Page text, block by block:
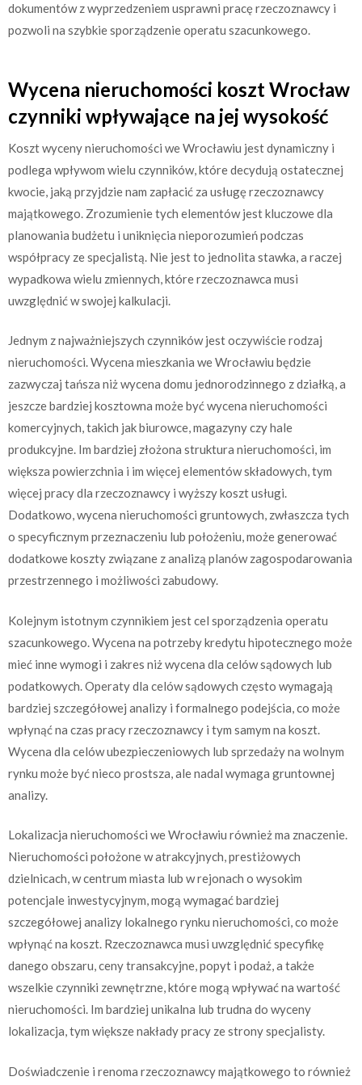
dokumentów z wyprzedzeniem usprawni pracę rzeczoznawcy i
pozwoli na szybkie sporządzenie operatu szacunkowego.
Wycena nieruchomości koszt Wrocław
czynniki wpływające na jej wysokość
Koszt wyceny nieruchomości we Wrocławiu jest dynamiczny i
podlega wpływom wielu czynników, które decydują ostatecznej
kwocie, jaką przyjdzie nam zapłacić za usługę rzeczoznawcy
majątkowego. Zrozumienie tych elementów jest kluczowe dla
planowania budżetu i uniknięcia nieporozumień podczas
współpracy ze specjalistą. Nie jest to jednolita stawka, a raczej
wypadkowa wielu zmiennych, które rzeczoznawca musi
uwzględnić w swojej kalkulacji.
Jednym z najważniejszych czynników jest oczywiście rodzaj
nieruchomości. Wycena mieszkania we Wrocławiu będzie
zazwyczaj tańsza niż wycena domu jednorodzinnego z działką, a
jeszcze bardziej kosztowna może być wycena nieruchomości
komercyjnych, takich jak biurowce, magazyny czy hale
produkcyjne. Im bardziej złożona struktura nieruchomości, im
większa powierzchnia i im więcej elementów składowych, tym
więcej pracy dla rzeczoznawcy i wyższy koszt usługi.
Dodatkowo, wycena nieruchomości gruntowych, zwłaszcza tych
o specyficznym przeznaczeniu lub położeniu, może generować
dodatkowe koszty związane z analizą planów zagospodarowania
przestrzennego i możliwości zabudowy.
Kolejnym istotnym czynnikiem jest cel sporządzenia operatu
szacunkowego. Wycena na potrzeby kredytu hipotecznego może
mieć inne wymogi i zakres niż wycena dla celów sądowych lub
podatkowych. Operaty dla celów sądowych często wymagają
bardziej szczegółowej analizy i formalnego podejścia, co może
wpłynąć na czas pracy rzeczoznawcy i tym samym na koszt.
Wycena dla celów ubezpieczeniowych lub sprzedaży na wolnym
rynku może być nieco prostsza, ale nadal wymaga gruntownej
analizy.
Lokalizacja nieruchomości we Wrocławiu również ma znaczenie.
Nieruchomości położone w atrakcyjnych, prestiżowych
dzielnicach, w centrum miasta lub w rejonach o wysokim
potencjale inwestycyjnym, mogą wymagać bardziej
szczegółowej analizy lokalnego rynku nieruchomości, co może
wpłynąć na koszt. Rzeczoznawca musi uwzględnić specyfikę
danego obszaru, ceny transakcyjne, popyt i podaż, a także
wszelkie czynniki zewnętrzne, które mogą wpływać na wartość
nieruchomości. Im bardziej unikalna lub trudna do wyceny
lokalizacja, tym większe nakłady pracy ze strony specjalisty.
Doświadczenie i renoma rzeczoznawcy majątkowego to również